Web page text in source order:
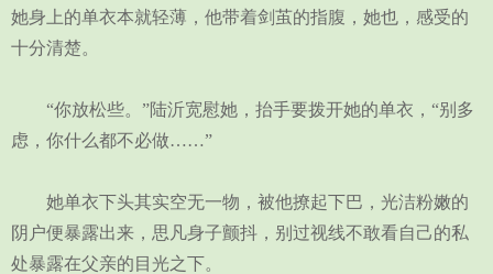
她身上的单衣本就轻薄，他带着剑茧的指腹，她也，感受的
十分清楚。
“你放松些。”陆沂宽慰她，抬手要拨开她的单衣，“别多
虑，你什么都不必做……”
她单衣下头其实空无一物，被他撩起下巴，光洁粉嫩的
阴户便暴露出来，思凡身子颤抖，别过视线不敢看自己的私
处暴露在父亲的目光之下。